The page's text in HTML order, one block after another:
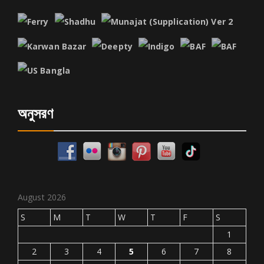
অনুসরণ
August 2026
S
M T W T F
S
1
2
3 4 5 6 7
8